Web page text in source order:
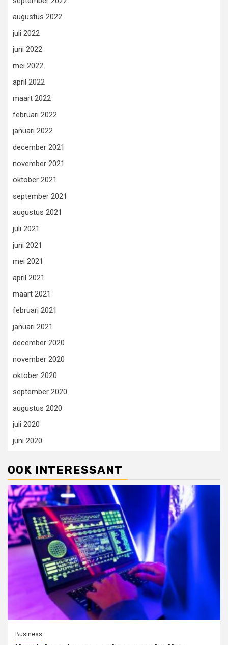
augustus 2022
juli 2022
juni 2022
mei 2022
april 2022
maart 2022
februari 2022
januari 2022
december 2021
november 2021
oktober 2021
september 2021
augustus 2021
juli 2021
juni 2021
mei 2021
april 2021
maart 2021
februari 2021
januari 2021
december 2020
november 2020
oktober 2020
september 2020
augustus 2020
juli 2020
juni 2020
OOK INTERESSANT
Business